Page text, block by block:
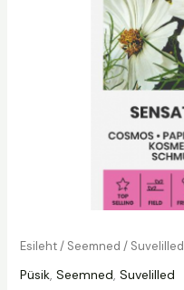
Esileht/ Seemned / Suvelilled
Püsik, Seemned, Suvelilled